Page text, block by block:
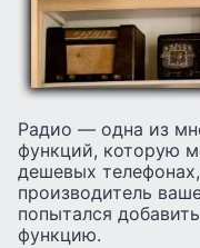
Радио — одна из
функций, которую
дешевых
производитель
попытался
функцию.